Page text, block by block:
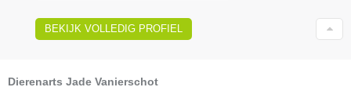
BEKIJK VOLLEDIG PROFIEL
Dierenarts Jade Vanierschot